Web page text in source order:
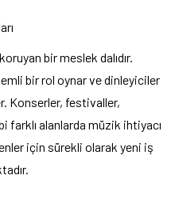
bir meslek dalıdır.
bir rol oynar ve dinleyiciler
Konserler, festivaller,
alanlarda müzik ihtiyacı
için sürekli olarak yeni iş